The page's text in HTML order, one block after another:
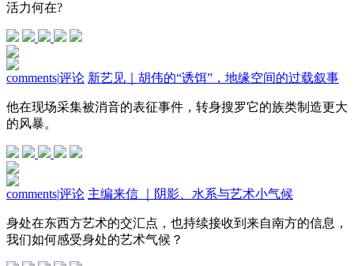
活力何在?
comments|评论 新艺见｜胡伟的“诱饵”，地缘空间的过载叙事
他在现场采集被消音的表征事件，转身搜罗它的族类制造更大
的风暴。
comments|评论 主编来信 ｜阴影、水系与艺术小气候
身处在东西方艺术的交汇点，也持续接收到来自南方的信息，
我们如何感受身处的艺术气候？